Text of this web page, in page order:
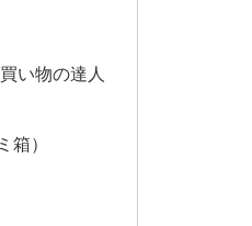
い物の達人
箱）